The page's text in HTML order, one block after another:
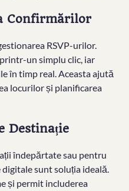
Confirmărilor
RSVP-urilor.
un simplu clic, iar
în timp real. Aceasta ajută
locurilor și planificarea
Destinație
îndepărtate sau pentru
sunt soluția ideală.
și permit includerea